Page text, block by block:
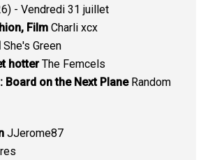
- Vendredi 31 juillet
Film Charli xcx
She's Green
hotterThe Femcels
Board on the Next PlaneRandom
JJerome87